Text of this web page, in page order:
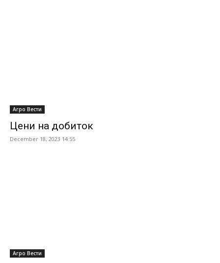
Агро Вести
Цени на добиток
December 18, 2023 14:55
Агро Вести